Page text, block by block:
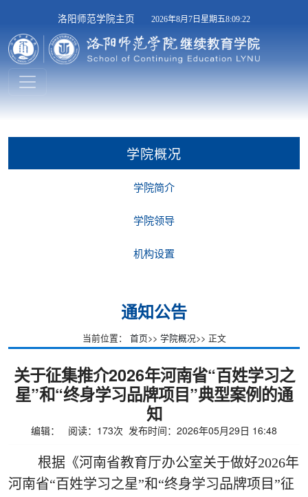
洛阳师范学院主页 2026年8月7日星期五8:09:22
学院概况
学院简介
学院领导
机构设置
通知公告
当前位置： 首页>> 学院概况>> 正文
关于征集推介2026年河南省“百姓学习之
星”和“终身学习品牌项目”典型案例的通
知
编辑： 阅读： 173次 发布时间：2026年05月29日 16:48
根据《河南省教育厅办公室关于做好2026年
河南省“百姓学习之星”和“终身学习品牌项目”征